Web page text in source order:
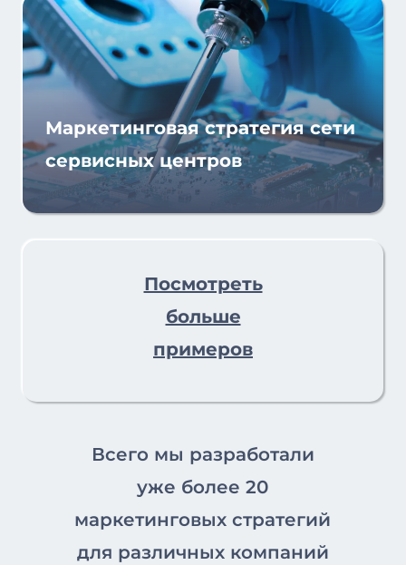
Маркетинговая стратегия сети
сервисных центров
Посмотреть
больше
примеров
Всего мы разработали
уже более 20
маркетинговых стратегий
для различных компаний